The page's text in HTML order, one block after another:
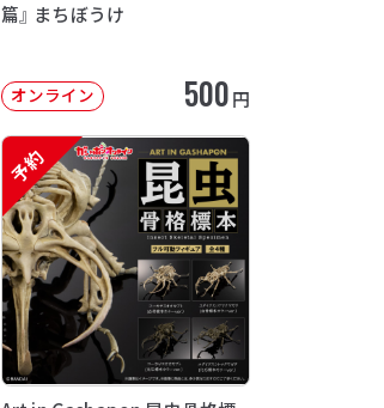
篇』 まちぼうけ
オンライン 500円
予約